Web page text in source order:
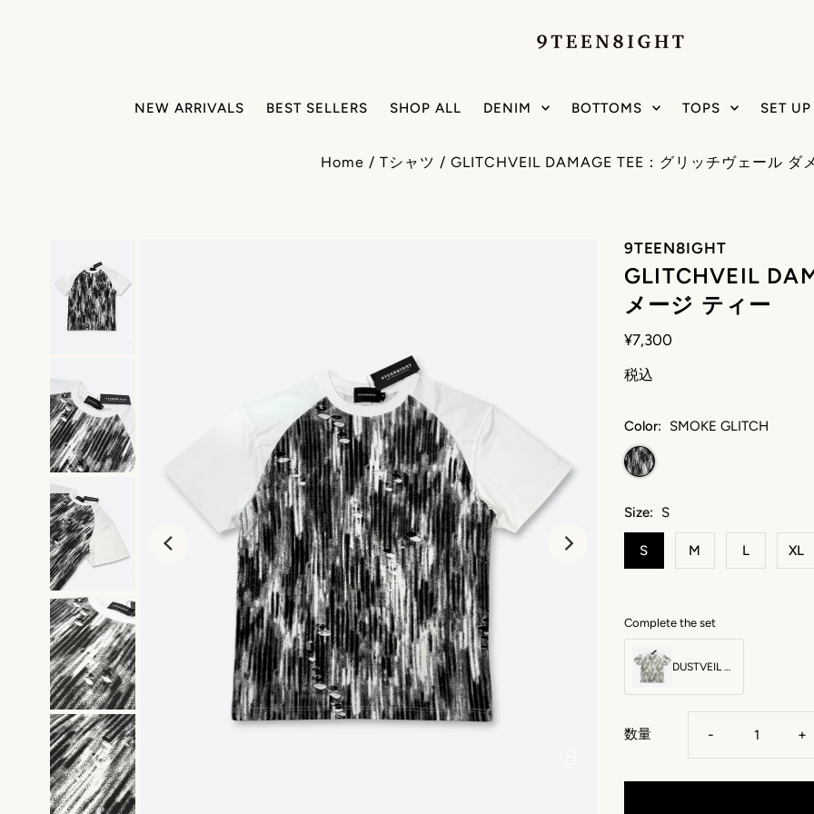
NEW ARRIVALS BEST SELLERS SHOP ALL DENIM BOTTOMS TOPS SET UP
Home / Tシャツ / GLITCHVEIL DAMAGE TEE：グリッチヴェール ダ
9TEEN8IGHT
GLITCHVEIL
メージ ティー
¥7,300
税込
Color: SMOKE GLITCH
Size: S
S M L XL
Complete the set
DUSTVEIL DAMAGE TEE：ダストヴェール ダメージ ティー
数量 - +